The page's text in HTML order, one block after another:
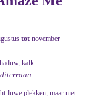
tot november
kalk
luwe plekken, maar niet